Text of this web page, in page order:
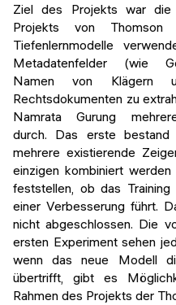
Ziel des Projekts war die
Projekts von
Tiefenlernmodelle
Metadatenfelder (wie
Namen von Klägern
Rechtsdokumenten zu
Namrata Gurung
durch. Das erste bestand
mehrere existierende
einzigen kombiniert
feststellen, ob das
einer Verbesserung führt.
nicht abgeschlossen. Die
ersten Experiment sehen
wenn das neue Modell
übertrifft, gibt es
Rahmen des Projekts der